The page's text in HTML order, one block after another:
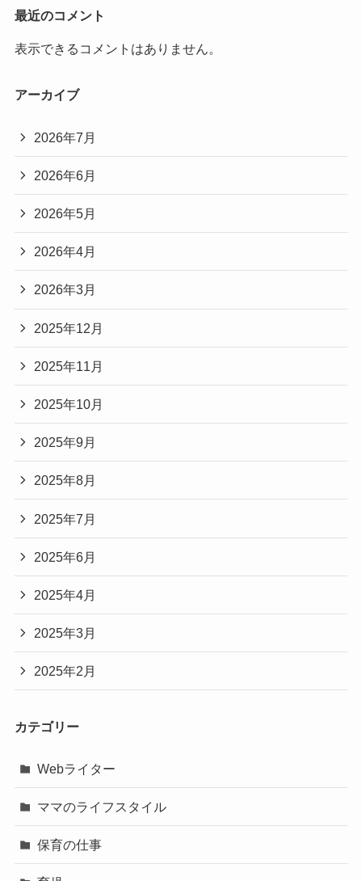
最近のコメント
表示できるコメントはありません。
アーカイブ
2026年7月
2026年6月
2026年5月
2026年4月
2026年3月
2025年12月
2025年11月
2025年10月
2025年9月
2025年8月
2025年7月
2025年6月
2025年4月
2025年3月
2025年2月
カテゴリー
Webライター
ママのライフスタイル
保育の仕事